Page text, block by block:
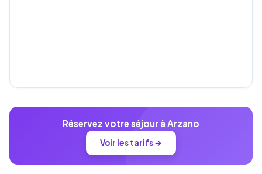
Réservez votre séjour à Arzano
Voir les tarifs →